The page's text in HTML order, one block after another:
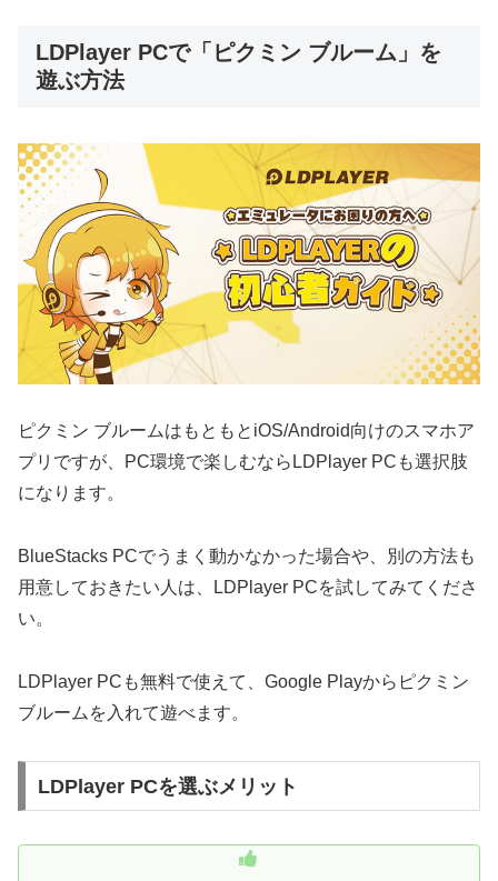
LDPlayer PCで「ピクミン ブルーム」を
遊ぶ方法
ピクミン ブルームはもともとiOS/Android向けのスマホア
プリですが、PC環境で楽しむならLDPlayer PCも選択肢
になります。
BlueStacks PCでうまく動かなかった場合や、別の方法も
用意しておきたい人は、LDPlayer PCを試してみてくださ
い。
LDPlayer PCも無料で使えて、Google Playからピクミン
ブルームを入れて遊べます。
LDPlayer PCを選ぶメリット